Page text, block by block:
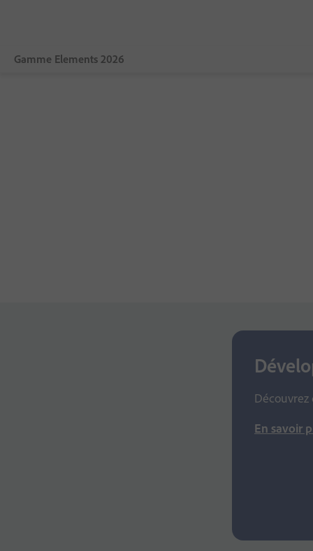
Gamme Elements 2026
Découvrez
En savoir